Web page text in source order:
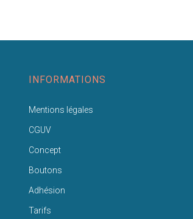
INFORMATIONS
Mentions légales
CGUV
Concept
Boutons
Adhésion
Tarifs